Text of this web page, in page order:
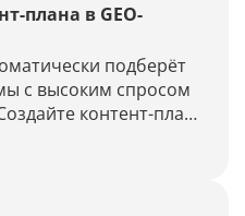
плана в GEO-
подберёт
с высоким спросом
контент-план
присутствие
нейросетей.